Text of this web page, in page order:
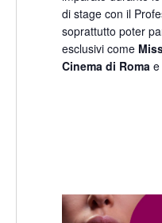
di stage con il
soprattutto poter
esclusivi come
Cinema di Roma e